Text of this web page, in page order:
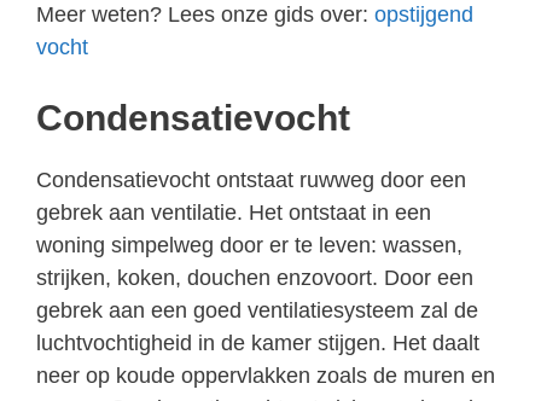
Meer weten? Lees onze gids over: opstijgend
vocht
Condensatievocht
Condensatievocht ontstaat ruwweg door een
gebrek aan ventilatie. Het ontstaat in een
woning simpelweg door er te leven: wassen,
strijken, koken, douchen enzovoort. Door een
gebrek aan een goed ventilatiesysteem zal de
luchtvochtigheid in de kamer stijgen. Het daalt
neer op koude oppervlakken zoals de muren en